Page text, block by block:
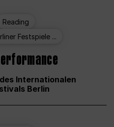
Reading
Festspiele ...
Internationalen
Berlin